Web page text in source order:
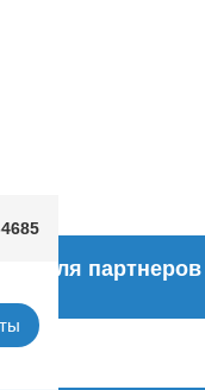
для партнеров
Логин